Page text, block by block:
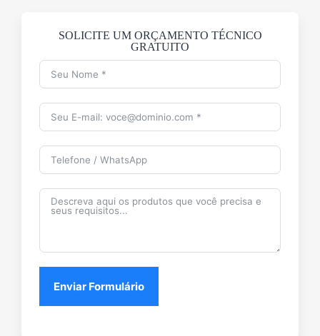
SOLICITE UM ORÇAMENTO TÉCNICO
GRATUITO
Enviar Formulário